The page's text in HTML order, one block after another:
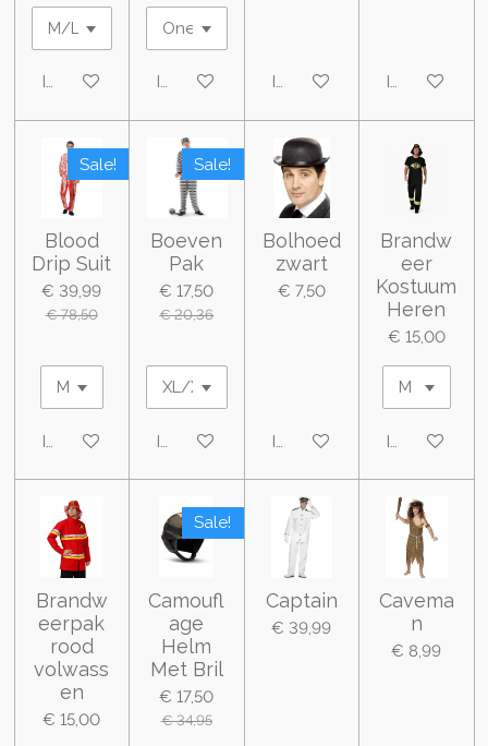
In winkelwagenIn winkelwagenIn winkelwagenIn
Sale!
Blood
Drip Suit
€ 39,99
€ 78,50
In winkelwagen
Sale!
Boeven
Pak
€ 17,50
€ 20,36
In winkelwagen
Bolhoed
zwart
€ 7,50
In winkelwagen
Brandw
eer
Kostuum
Heren
€ 15,00
In
Brandw
eerpak
rood
volwass
en
€ 15,00
Sale!
Camoufl
age
Helm
Met Bril
€ 17,50
€ 34,95
Captain
€ 39,99
Cavema
n
€ 8,99